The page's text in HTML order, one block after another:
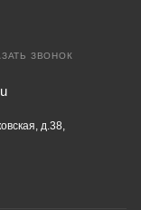
ЗВОНОК
д.38,